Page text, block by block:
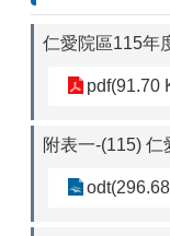
仁愛院區115年
pdf(91.70
附表一-(115)